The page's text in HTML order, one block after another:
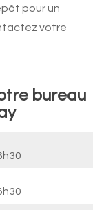
pour un
votre
bureau